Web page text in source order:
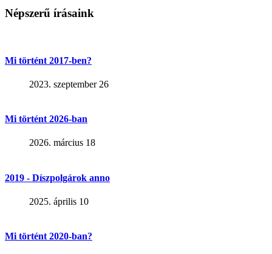
Népszerű írásaink
Mi történt 2017-ben?
2023. szeptember 26
Mi történt 2026-ban
2026. március 18
2019 - Díszpolgárok anno
2025. április 10
Mi történt 2020-ban?